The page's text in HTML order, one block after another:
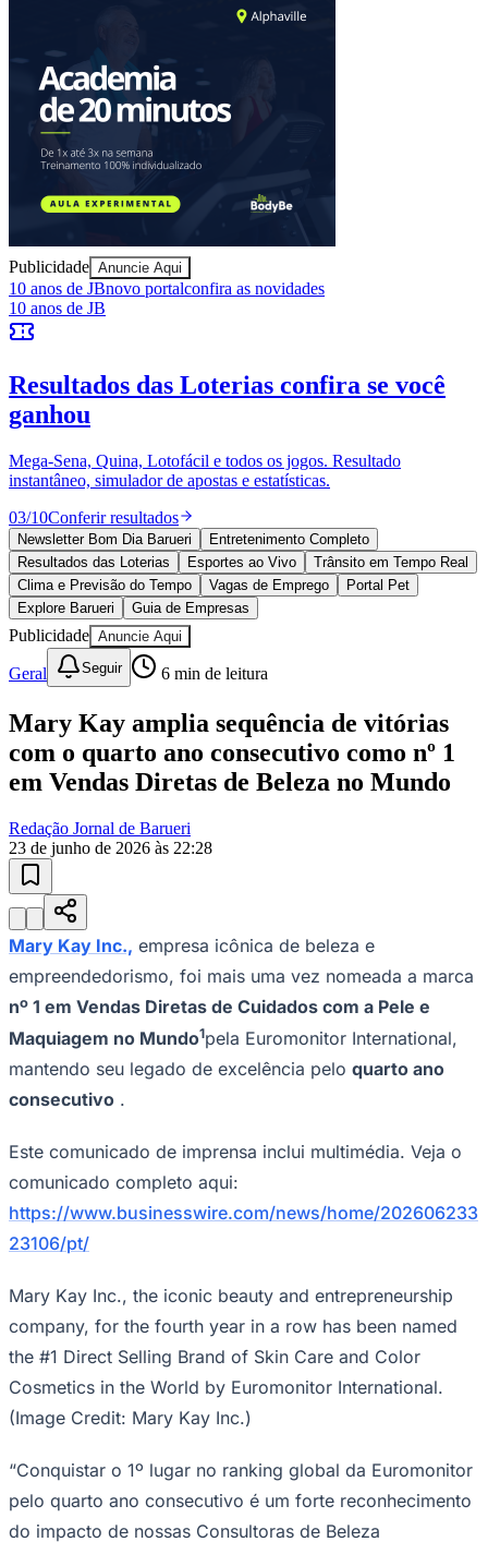
Juventude
Ceará
Goiás
Publicidade Anuncie Aqui
10 anos de JBnovo portalconfira as novidades
10 anos de JB
Resultados das Loterias confira se você
ganhou
Mega-Sena, Quina, Lotofácil e todos os jogos. Resultado
instantâneo, simulador de apostas e estatísticas.
03/10Conferir resultados
Newsletter Bom Dia Barueri
Entretenimento Completo
Resultados das Loterias
Esportes ao Vivo
Trânsito em Tempo Real
Clima e Previsão do Tempo
Vagas de Emprego
Portal Pet
Explore Barueri
Guia de Empresas
Publicidade Anuncie Aqui
Geral Seguir 6 min de leitura
Mary Kay amplia sequência de vitórias
com o quarto ano consecutivo como nº 1
em Vendas Diretas de Beleza no Mundo
Redação Jornal de Barueri
23 de junho de 2026 às 22:28
Mary Kay Inc., empresa icônica de beleza e
empreendedorismo, foi mais uma vez nomeada a marca
nº 1 em Vendas Diretas de Cuidados com a Pele e
Maquiagem no Mundo1pela Euromonitor International,
mantendo seu legado de excelência pelo quarto ano
consecutivo .
Este comunicado de imprensa inclui multimédia. Veja o
comunicado completo aqui:
https://www.businesswire.com/news/home/202606233
23106/pt/
Mary Kay Inc., the iconic beauty and entrepreneurship
company, for the fourth year in a row has been named
the #1 Direct Selling Brand of Skin Care and Color
Cosmetics in the World by Euromonitor International.
(Image Credit: Mary Kay Inc.)
“Conquistar o 1º lugar no ranking global da Euromonitor
pelo quarto ano consecutivo é um forte reconhecimento
do impacto de nossas Consultoras de Beleza